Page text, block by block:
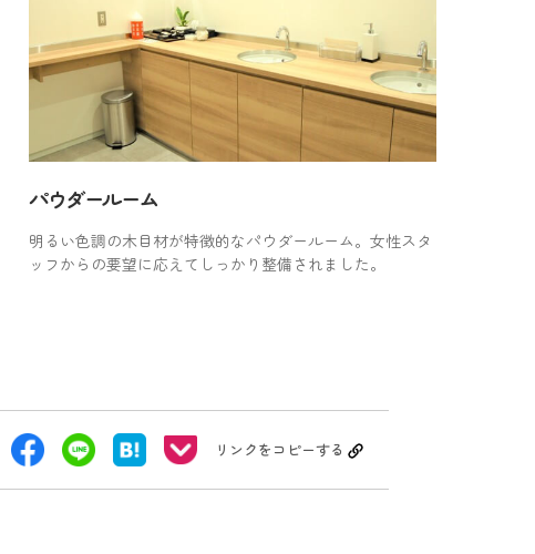
パウダールーム
明るい色調の木目材が特徴的なパウダールーム。女性スタ
ッフからの要望に応えてしっかり整備されました。
リンクをコピーする